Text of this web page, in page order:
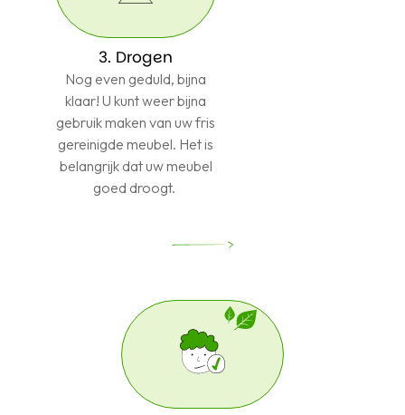
3. Drogen
Nog even geduld, bijna
klaar! U kunt weer bijna
gebruik maken van uw fris
gereinigde meubel. Het is
belangrijk dat uw meubel
goed droogt.